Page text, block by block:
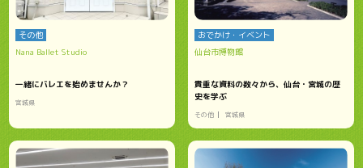
その他
Nana Ballet Studio
一緒にバレエを始めませんか？
宮城県
おでかけ・イベント
仙台市博物館
貴重な資料の数々から、仙台・宮城の歴
史を学ぶ
その他 宮城県